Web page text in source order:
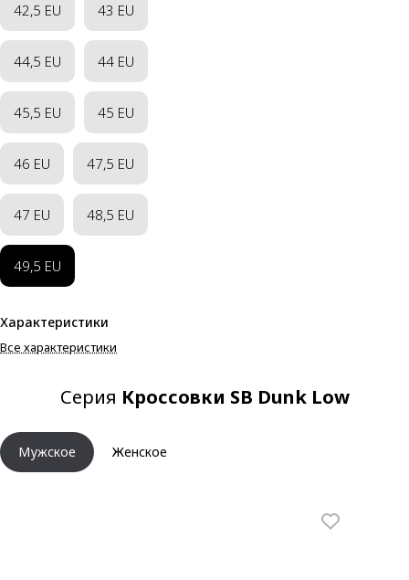
42,5 EU 43 EU
44,5 EU 44 EU
45,5 EU 45 EU
46 EU 47,5 EU
47 EU 48,5 EU
49,5 EU
Характеристики
Все характеристики
Серия Кроссовки SB Dunk Low
Мужское Женское